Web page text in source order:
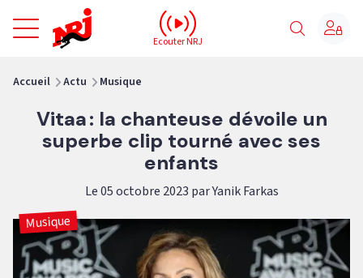
NRJ - Accueil
Ecouter NRJ
Accueil Actu Musique
Vitaa : la chanteuse dévoile un
superbe clip tourné avec ses
enfants
Le 05 octobre 2023 par Yanik Farkas
Musique